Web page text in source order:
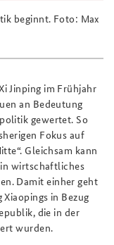
beginnt. Foto: Max
Jinping im Frühjahr
an Bedeutung
gewertet. So
Fokus auf
Gleichsam kann
wirtschaftliches
Damit einher geht
in Bezug
die in der
wurden.